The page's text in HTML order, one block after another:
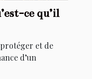
ce qu’il
protéger et de
d’un